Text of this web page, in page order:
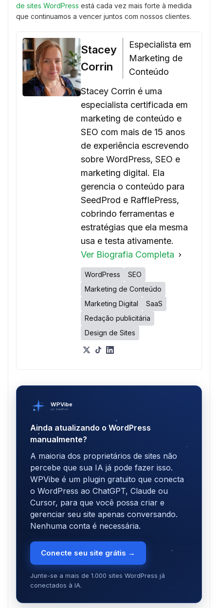
de sites WordPress está cada vez mais forte à medida
que continuamos a vencer juntos com nossos clientes.
Stacey
Corrin
Especialista em
Marketing de
Conteúdo
Stacey Corrin é uma
especialista certificada em
marketing de conteúdo e
SEO com mais de 15 anos
de experiência escrevendo
sobre WordPress, SEO e
marketing digital. Ela
gerencia o conteúdo para
SeedProd e RafflePress,
cobrindo ferramentas e
estratégias que ela mesma
usa e testa ativamente.
Ver Biografia Completa
WordPress
SEO
Marketing de Conteúdo
Marketing Digital
SaaS
Redação publicitária
Design de Sites
WPVibe
por SeedProd
Ainda atualizando o WordPress
manualmente?
A maioria dos proprietários de sites não
percebe que sua IA já pode fazer isso.
WPVibe é um plugin gratuito que conecta
o WordPress ao ChatGPT, Claude ou
Cursor, para que você possa criar e
gerenciar seu site apenas conversando.
Nenhuma conta é necessária.
Conecte seu site grátis →
Junte-se a mais de 1.000 sites WordPress já
conectados à IA.